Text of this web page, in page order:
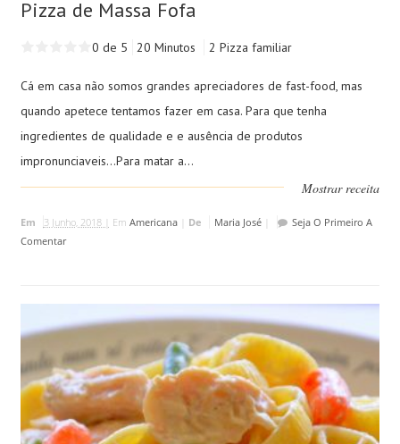
Pizza de Massa Fofa
0 de 5 20 Minutos 2 Pizza familiar
Cá em casa não somos grandes apreciadores de fast-food, mas
quando apetece tentamos fazer em casa. Para que tenha
ingredientes de qualidade e e ausência de produtos
impronunciaveis...Para matar a...
Mostrar receita
Em 3 Junho, 2018 | Em Americana| De Maria José|
Seja O Primeiro A
Comentar